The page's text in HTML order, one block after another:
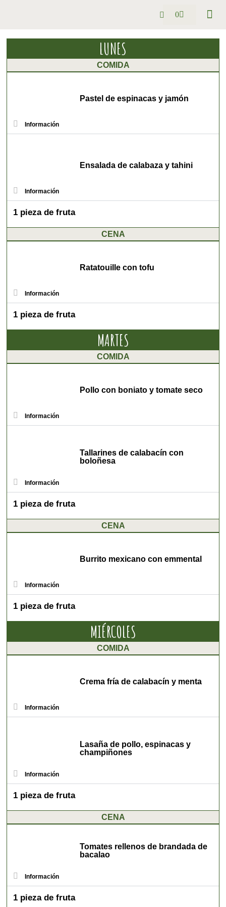
0
LUNES
COMIDA
Pastel de espinacas y jamón
Información
Ensalada de calabaza y tahini
Información
1 pieza de fruta
CENA
Ratatouille con tofu
Información
1 pieza de fruta
MARTES
COMIDA
Pollo con boniato y tomate seco
Información
Tallarines de calabacín con
boloñesa
Información
1 pieza de fruta
CENA
Burrito mexicano con emmental
Información
1 pieza de fruta
MIÉRCOLES
COMIDA
Crema fría de calabacín y menta
Información
Lasaña de pollo, espinacas y
champiñones
Información
1 pieza de fruta
CENA
Tomates rellenos de brandada de
bacalao
Información
1 pieza de fruta